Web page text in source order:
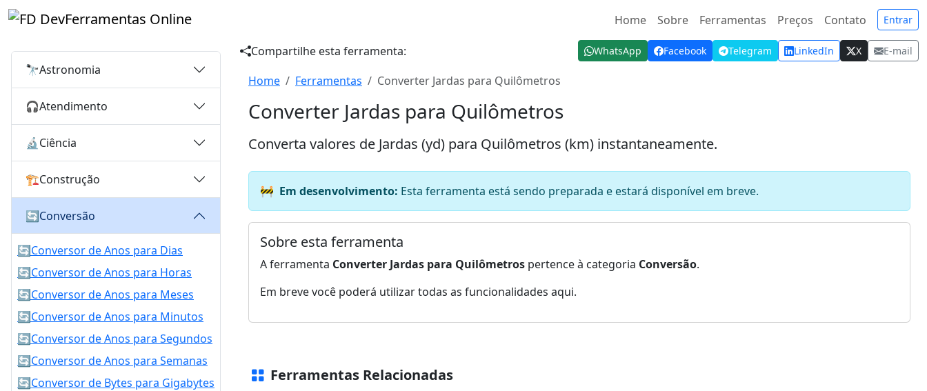
Ferramentas Online Home Sobre Ferramentas Preços Contato Entrar
🔭Astronomia
🎧Atendimento
🔬 Ciência
🏗️Construção
🔄Conversão
🔄Conversor de Anos para Dias
🔄Conversor de Anos para Horas
🔄Conversor de Anos para Meses
🔄Conversor de Anos para Minutos
🔄Conversor de Anos para Segundos
🔄Conversor de Anos para Semanas
🔄Conversor de Bytes para Gigabytes
Compartilhe esta ferramenta: WhatsApp Facebook Telegram LinkedIn X E-mail
Home Ferramentas Converter Jardas para Quilômetros
Converter Jardas para Quilômetros
Converta valores de Jardas (yd) para Quilômetros (km) instantaneamente.
🚧 Em desenvolvimento: Esta ferramenta está sendo preparada e estará disponível em breve.
Sobre esta ferramenta
A ferramenta Converter Jardas para Quilômetros pertence à categoria Conversão.
Em breve você poderá utilizar todas as funcionalidades aqui.
Ferramentas Relacionadas